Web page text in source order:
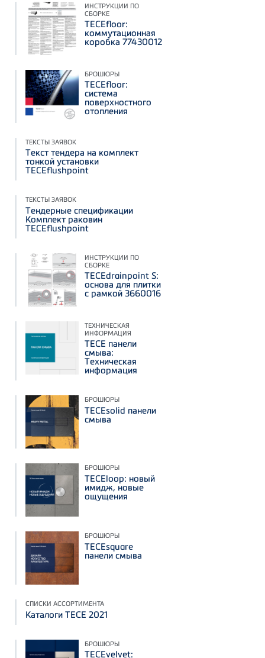
ИНСТРУКЦИИ ПО
СБОРКЕ
TECEfloor:
коммутационная
коробка 77430012
БРОШЮРЫ
TECEfloor:
система
поверхностного
отопления
ТЕКСТЫ ЗАЯВОК
Текст тендера на комплект
тонкой установки
TECEflushpoint
ТЕКСТЫ ЗАЯВОК
Тендерные спецификации
Комплект раковин
TECEflushpoint
ИНСТРУКЦИИ ПО
СБОРКЕ
TECEdrainpoint S:
основа для плитки
с рамкой 3660016
ТЕХНИЧЕСКАЯ
ИНФОРМАЦИЯ
TECE панели
смыва:
Техническая
информация
БРОШЮРЫ
TECEsolid панели
смыва
БРОШЮРЫ
TECEloop: новый
имидж, новые
ощущения
БРОШЮРЫ
TECEsquare
панели смыва
СПИСКИ АССОРТИМЕНТА
Каталоги TECE 2021
БРОШЮРЫ
TECEvelvet: